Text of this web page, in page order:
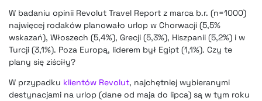
W badaniu opinii Revolut Travel Report z marca b.r. (n=1000)
najwięcej rodaków planowało urlop w Chorwacji (5,5%
wskazań), Włoszech (5,4%), Grecji (5,3%), Hiszpanii (5,2%) i w
Turcji (3,1%). Poza Europą, liderem był Egipt (1,1%). Czy te
plany się ziściły?
W przypadku klientów Revolut, najchętniej wybieranymi
destynacjami na urlop (dane od maja do lipca) są w tym roku